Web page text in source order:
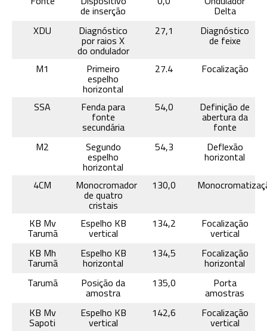
de inserção
Delta
XDU
Diagnóstico
por raios X
do ondulador
27,1 Diagnóstico
de feixe
M1
Primeiro
espelho
horizontal
27.4 Focalização
SSA Fenda para
fonte
secundária
54,0 Definição de
abertura da
fonte
M2
Segundo
espelho
horizontal
54,3 Deflexão
horizontal
4CM
Monocromador
de quatro
cristais
130,0
KB Mv
Tarumã
Espelho KB
vertical
134,2 Focalização
vertical
KB Mh
Tarumã
Espelho KB
horizontal
134,5 Focalização
horizontal
Tarumã
Posição da
amostra
135,0 Porta
amostras
KB Mv
Sapoti
Espelho KB
vertical
142,6 Focalização
vertical